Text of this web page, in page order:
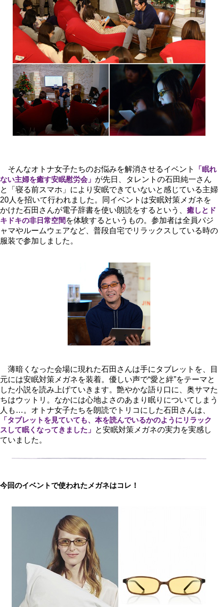
そんなオトナ女子たちのお悩みを解消させるイベント
「眠れ
ない主婦を癒す安眠慰労会」 が先日、タレントの石田純一さん
と「寝る前スマホ」により安眠できていないと感じている主婦
20人を招いて行われました。同イベントは安眠対策メガネを
かけた石田さんが電子辞書を使い朗読をするという、 癒しとド
キドキの非日常空間 を体験するというもの。参加者は全員パジ
ャマやルームウェアなど、普段自宅でリラックスしている時の
服装で参加しました。
薄暗くなった会場に現れた石田さんは手にタブレットを、目
元には安眠対策メガネを装着。優しい声で“愛と絆”をテーマと
した小説を読み上げていきます。艶やかな語り口に、奥サマた
ちはウットリ。なかには心地よさのあまり眠りについてしまう
人も…。オトナ女子たちを朗読でトリコにした石田さんは、
「タブレットを見ていても、本を読んでいるかのようにリラック
スして眠くなってきました」 と安眠対策メガネの実力を実感し
ていました。
今回のイベントで使われたメガネはコレ！